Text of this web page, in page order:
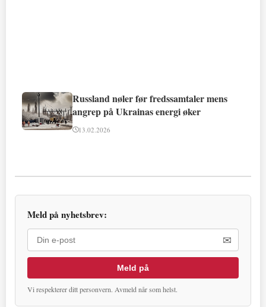
Russland nøler før fredssamtaler mens
angrep på Ukrainas energi øker
13.02.2026
Meld på nyhetsbrev:
✉
Meld på
Vi respekterer ditt personvern. Avmeld når som helst.